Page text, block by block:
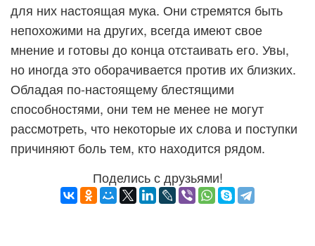
для них настоящая мука. Они стремятся быть
непохожими на других, всегда имеют свое
мнение и готовы до конца отстаивать его. Увы,
но иногда это оборачивается против их близких.
Обладая по-настоящему блестящими
способностями, они тем не менее не могут
рассмотреть, что некоторые их слова и поступки
причиняют боль тем, кто находится рядом.
Поделись с друзьями!